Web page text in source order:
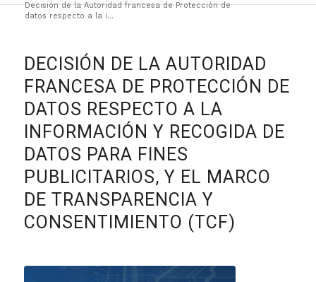
Decisión de la Autoridad francesa de Protección de
datos respecto a la i...
DECISIÓN DE LA AUTORIDAD
FRANCESA DE PROTECCIÓN DE
DATOS RESPECTO A LA
INFORMACIÓN Y RECOGIDA DE
DATOS PARA FINES
PUBLICITARIOS, Y EL MARCO
DE TRANSPARENCIA Y
CONSENTIMIENTO (TCF)